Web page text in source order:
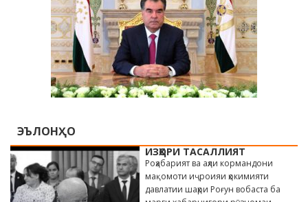
ЭЪЛОНҲО
ИЗҲОРИ ТАСАЛЛИЯТ
Роҳабарият ва аҳли кормандони
мақомоти иҷроияи ҳокимияти
давлатии шаҳри Роғун вобаста ба